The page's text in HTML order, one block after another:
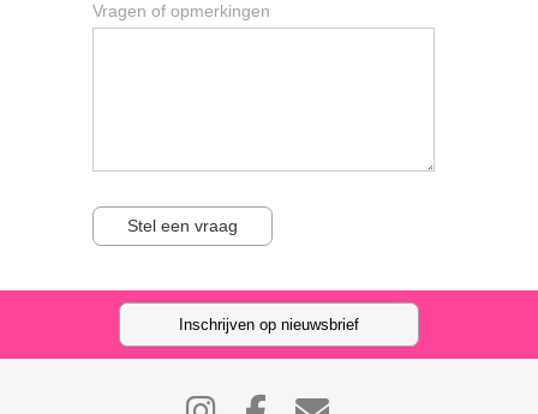
Vragen of opmerkingen
Stel een vraag
Inschrijven op nieuwsbrief